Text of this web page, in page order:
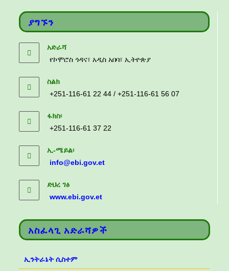
ያግኙን
አድራሻ
የኮሞሮስ ጎዳና፣ አዲስ አበባ፣ ኢትዮጵያ
ስልክ
+251-116-61 22 44 / +251-116-61 56 07
ፋክስ፡
+251-116-61 37 22
ኢ-ሜይል፡
info@ebi.gov.et
ድህረ ገፅ
www.ebi.gov.et
አስፈላጊ አድራሻዎች
ኢንትራኔት ሲስተም